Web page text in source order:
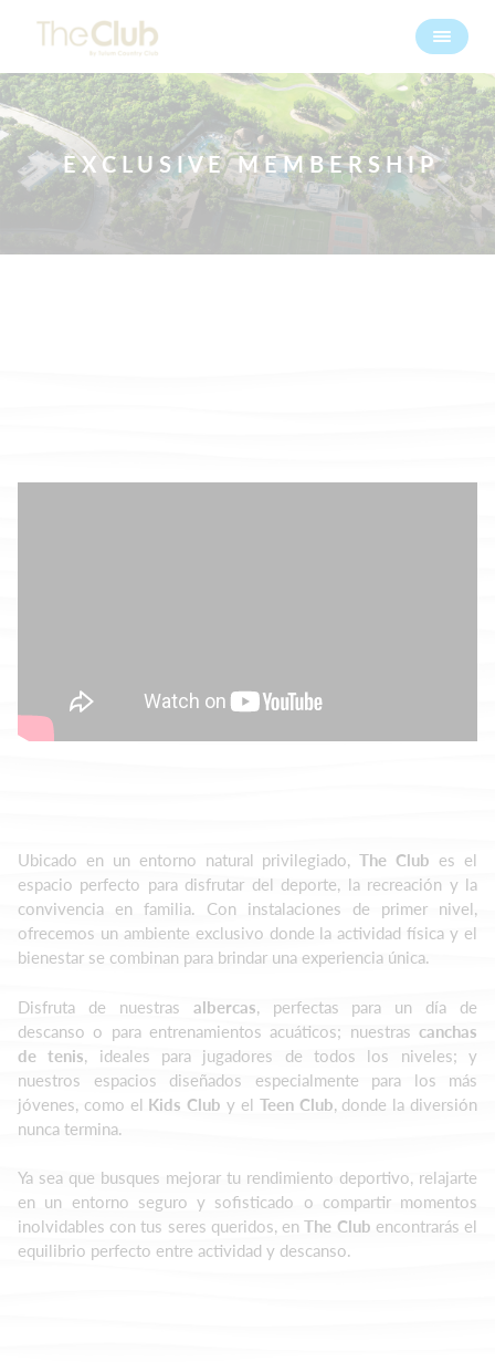
E X C L U S I V E M E M B E R S H I P
Ubicado en un entorno natural privilegiado,The Club es el
espacio perfecto para disfrutar del deporte, la recreación y la
convivencia en familia. Con instalaciones de primer nivel,
ofrecemos un ambiente exclusivo donde la actividad física y el
bienestar se combinan para brindar una experiencia única.
Disfruta de nuestras albercas , perfectas para un día de
descanso o para entrenamientos acuáticos; nuestras canchas
de tenis , ideales para jugadores de todos los niveles; y
nuestros espacios diseñados especialmente para los más
jóvenes, como el Kids Club y el Teen Club , donde la diversión
nunca termina.
Ya sea que busques mejorar tu rendimiento deportivo, relajarte
en un entorno seguro y sofisticado o compartir momentos
inolvidables con tus seres queridos, enThe Club encontrarás el
equilibrio perfecto entre actividad y descanso.